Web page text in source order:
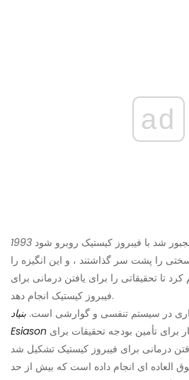
ad
شد با فیبروز کیستیک روبرو شود 1993
را پشت سر گذاشتند ، و این انگیزه را
تا تحقیقاتی را برای یافتن درمانی برای
فیبروز کیستیک انجام دهد.
در سیستم تنفسی و گوارشی است. بنیاد Boomer
Esiason برای تأمین بودجه تحقیقات برای
فوق العاده ای انجام داده است که بیش از حد